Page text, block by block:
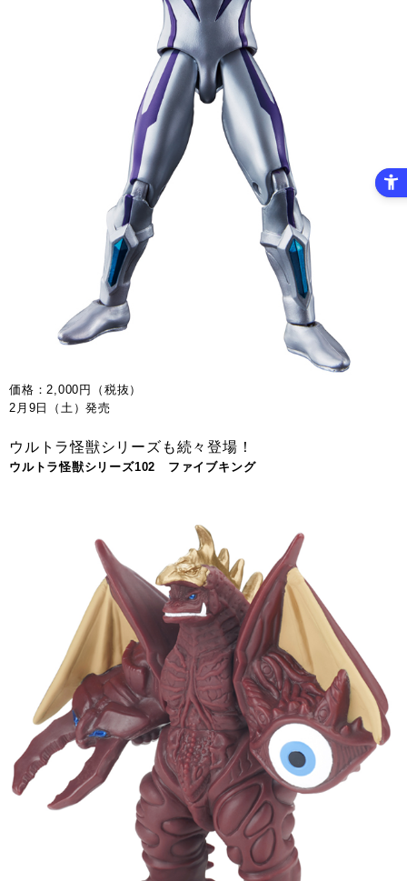
価格：2,000円（税抜）
2月9日（土）発売
ウルトラ怪獣シリーズも続々登場！
ウルトラ怪獣シリーズ102 ファイブキング